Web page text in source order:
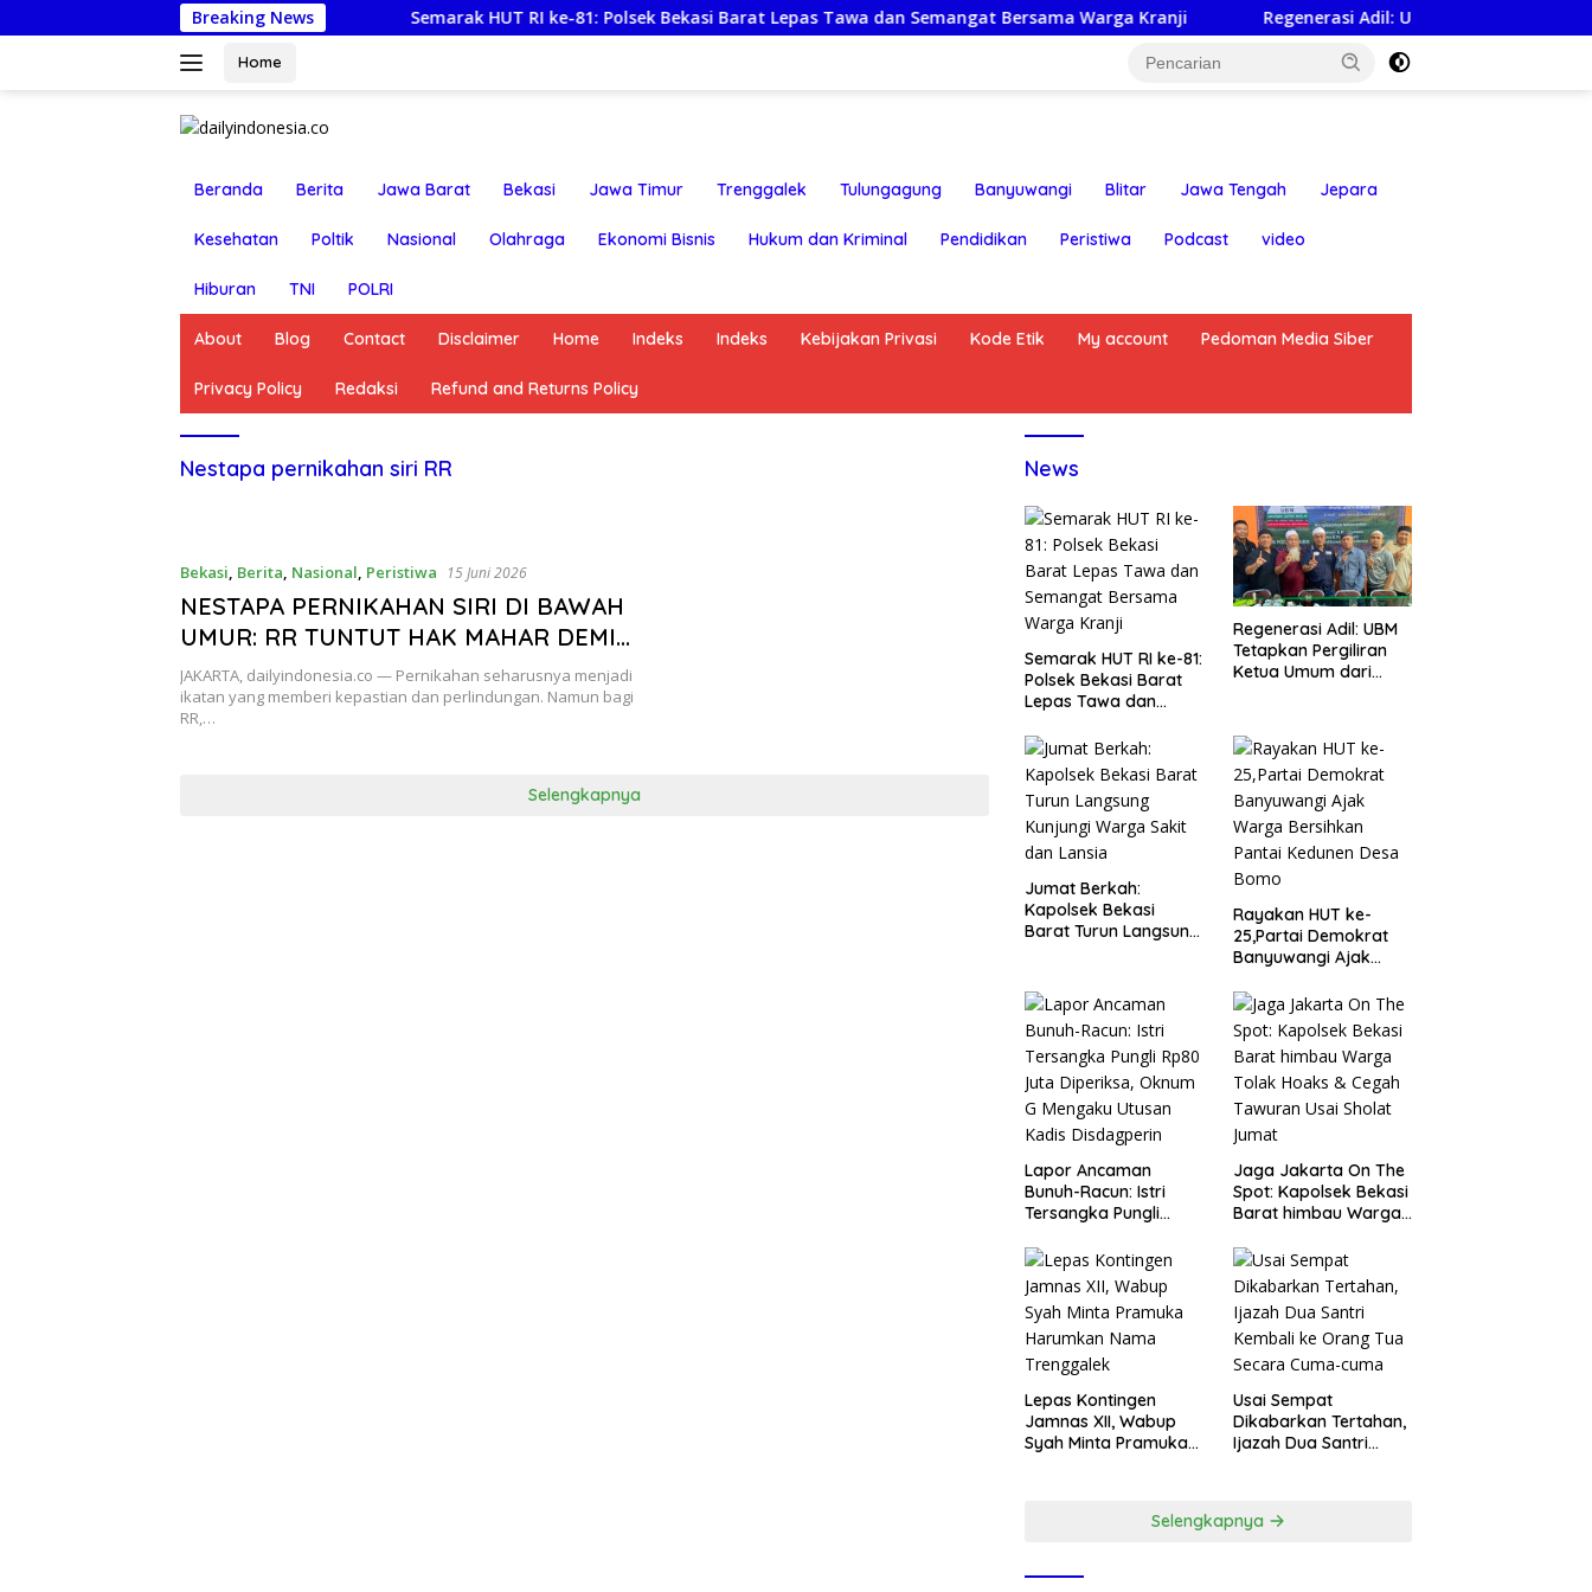
ke
Breaking NewsSemarak HUT RI ke-81: Polsek Bekasi Barat Lepas Tawa dan Semangat Bersama Warga Kranji Regenerasi Adil: UBM Tetapkan Pergiliran Ketua
Home
Beranda Berita Jawa Barat Bekasi Jawa Timur Trenggalek Tulungagung Banyuwangi Blitar Jawa Tengah Jepara
Kesehatan Poltik Nasional Olahraga Ekonomi Bisnis Hukum dan Kriminal Pendidikan Peristiwa Podcast video
Hiburan TNI POLRI
About Blog Contact Disclaimer Home Indeks Indeks Kebijakan Privasi Kode Etik My account Pedoman Media Siber
Privacy Policy Redaksi Refund and Returns Policy
Nestapa pernikahan siri RR
Bekasi, Berita, Nasional, Peristiwa 15 Juni 2026
NESTAPA PERNIKAHAN SIRI DI BAWAH
UMUR: RR TUNTUT HAK MAHAR DEMI
MASA DEPAN ANAK
JAKARTA, dailyindonesia.co — Pernikahan seharusnya menjadi
ikatan yang memberi kepastian dan perlindungan. Namun bagi
RR,…
Selengkapnya
News
Semarak HUT RI ke-81:
Polsek Bekasi Barat
Lepas Tawa dan
Warga Kranji
Regenerasi Adil: UBM
Tetapkan Pergiliran
Ketua Umum dari
Jumat Berkah:
Kapolsek Bekasi
Barat Turun Langsung
Rayakan HUT ke-
25,Partai Demokrat
Banyuwangi Ajak
Pantai Kedunen Desa
Bomo
Lapor Ancaman
Bunuh-Racun: Istri
Tersangka Pungli
Oknum G Mengaku
Utusan Kadis
Disdagperin
Jaga Jakarta On The
Spot: Kapolsek Bekasi
Barat himbau Warga
Tawuran Usai Sholat
Jumat
Lepas Kontingen
Jamnas XII, Wabup
Syah Minta Pramuka
Usai Sempat
Dikabarkan Tertahan,
Ijazah Dua Santri
Selengkapnya